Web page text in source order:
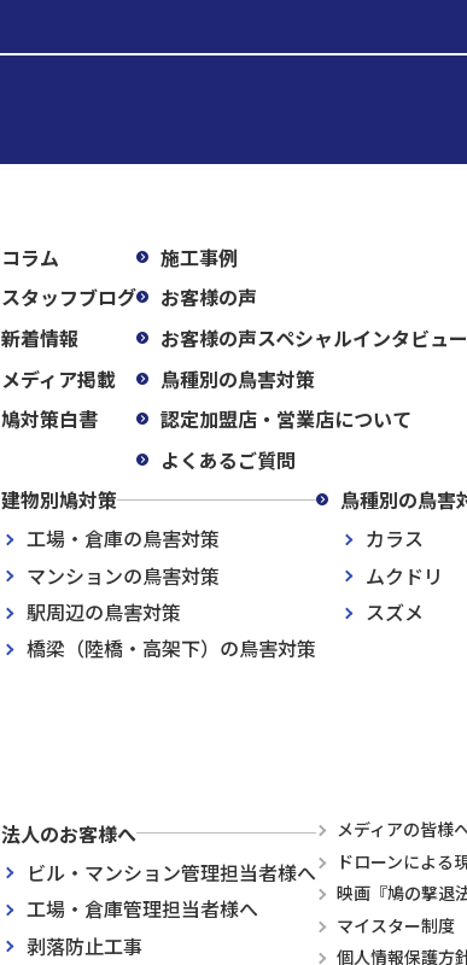
コラム
スタッフブログ
新着情報
メディア掲載
鳩対策白書
施工事例
お客様の声
お客様の声スペシャルインタビュー
鳥種別の鳥害対策
認定加盟店・営業店について
よくあるご質問
建物別鳩対策
工場・倉庫の鳥害対策
マンションの鳥害対策
駅周辺の鳥害対策
橋梁（陸橋・高架下）の鳥害対策
鳥種別の鳥害
カラス
ムクドリ
スズメ
法人のお客様へ
ビル・マンション管理担当者様へ
工場・倉庫管理担当者様へ
剥落防止工事
メディアの皆様
ドローンによる
映画『鳩の撃退
マイスター制度
個人情報保護方